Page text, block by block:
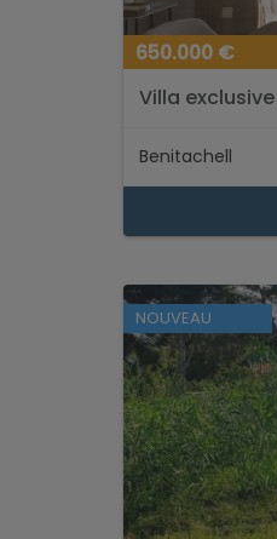
650.000 €
Villa
Benitachell
NOUVEAU